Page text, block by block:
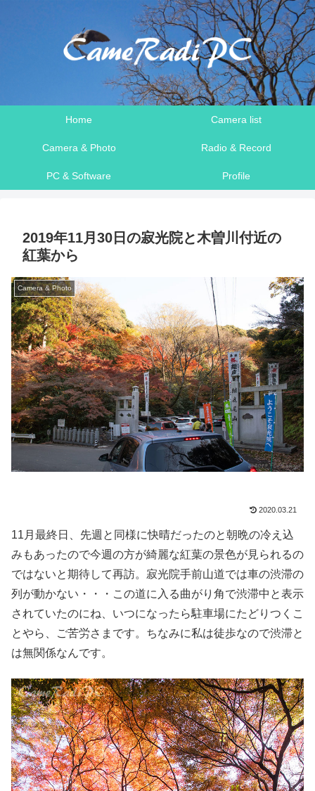
Home Camera list
Camera & Photo Radio & Record
PC & Software Profile
2019年11月30日の寂光院と木曽川付近の
紅葉から
Camera & Photo
2020.03.21
11月最終日、先週と同様に快晴だったのと朝晩の冷え込
みもあったので今週の方が綺麗な紅葉の景色が見られるの
ではないと期待して再訪。寂光院手前山道では車の渋滞の
列が動かない・・・この道に入る曲がり角で渋滞中と表示
されていたのにね、いつになったら駐車場にたどりつくこ
とやら、ご苦労さまです。ちなみに私は徒歩なので渋滞と
は無関係なんです。